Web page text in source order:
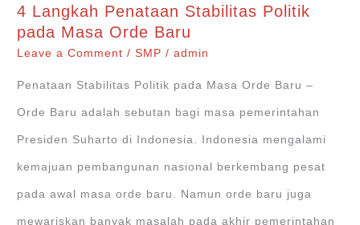
4 Langkah Penataan Stabilitas Politik
pada Masa Orde Baru
Leave a Comment /SMP /admin
Penataan Stabilitas Politik pada Masa Orde Baru –
Orde Baru adalah sebutan bagi masa pemerintahan
Presiden Suharto di Indonesia. Indonesia mengalami
kemajuan pembangunan nasional berkembang pesat
pada awal masa orde baru. Namun orde baru juga
mewariskan banyak masalah pada akhir pemerintahan